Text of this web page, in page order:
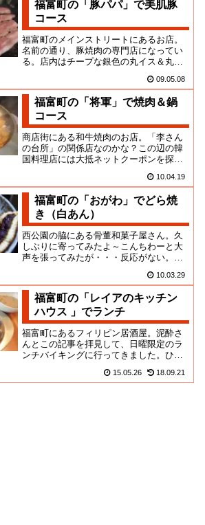
福富町の「豚パパ」で美肌豚
コース
福富町のメインストリートにあるお店。
名前の通り、豚焼肉の専門店になってい
る。店内はチープな銀色の丸イス＆丸テ
イメージではなかったのだけど... 09.05.08
福富町の「将軍」で焼肉＆鍋
コース
商店街にある和牛焼肉のお店。「李さん
の台所」の関係店なのかな？この辺の韓
国料理店には大抵ネットクーポンを探し
らも、なんとなく見送ってしま... 10.04.19
福富町の「おがわ」でどら焼
き（白あん）
西公園の脇にある骨董和菓子屋さん。久
しぶりに寄ってみたよ～こんちわーと大
声を張ってみたが・・・反応がない。や
10.03.29
福富町の「レイアのキッチン
ハウス 」でランチ
福富町にあるフィリピン居酒屋。泥酔さ
んとこの記事を拝見して、日曜限定のラ
ンチバイキングに行ってきました。ひる
ぁ、よく見つけてくるもんだよ...
15.05.26 18.09.21